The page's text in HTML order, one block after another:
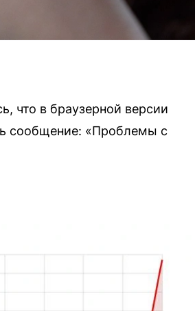
что в браузерной версии
сообщение: «Проблемы с